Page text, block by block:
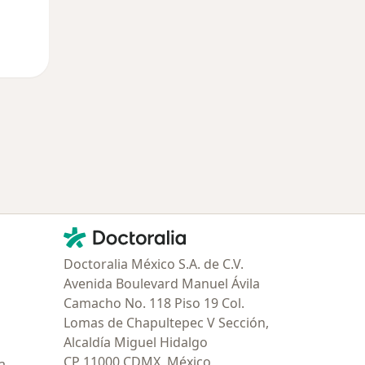
Contacto
Doctoralia - Página de inicio
Doctoralia México S.A. de C.V.
Avenida Boulevard Manuel Ávila
Camacho No. 118 Piso 19 Col.
Lomas de Chapultepec V Sección,
Alcaldía Miguel Hidalgo